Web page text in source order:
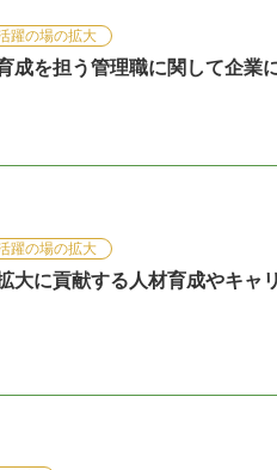
躍の場の拡大
を担う管理職に関して企業
躍の場の拡大
大に貢献する人材育成やキャ